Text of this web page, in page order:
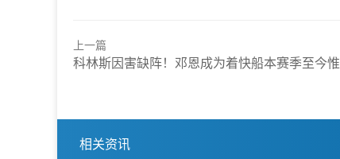
上一篇
科林斯因害缺阵！邓恩成为着快船本赛季至今惟一全勤之球员
相关资讯